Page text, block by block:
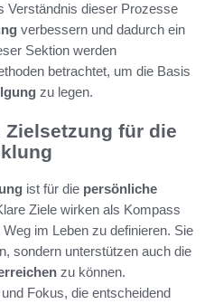
Verständnis dieser Prozesse
verbessern und dadurch ein
Sektion werden
betrachtet, um die Basis
zu legen.
Zielsetzung für die
ist für die persönliche
Ziele wirken als Kompass
im Leben zu definieren. Sie
sondern unterstützen auch die
zu können.
Fokus, die entscheidend